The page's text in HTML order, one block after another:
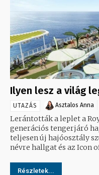
Ilyen lesz a világ
UTAZÁS Asztalos Anna
Lerántották a leplet a
generációs tengerjáró
teljesen új hajóosztály
névre hallgat és az Icon
Részletek...